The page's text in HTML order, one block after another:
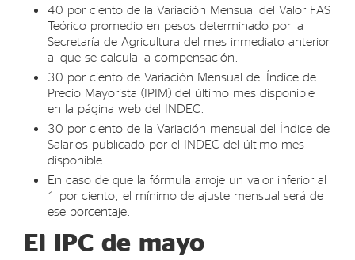
40 por ciento de la Variación Mensual del Valor FAS
Teórico promedio en pesos determinado por la
Secretaría de Agricultura del mes inmediato anterior
al que se calcula la compensación.
30 por ciento de Variación Mensual del Índice de
Precio Mayorista (IPIM) del último mes disponible
en la página web del INDEC.
30 por ciento de la Variación mensual del Índice de
Salarios publicado por el INDEC del último mes
disponible.
En caso de que la fórmula arroje un valor inferior al
1 por ciento, el mínimo de ajuste mensual será de
ese porcentaje.
El IPC de mayo